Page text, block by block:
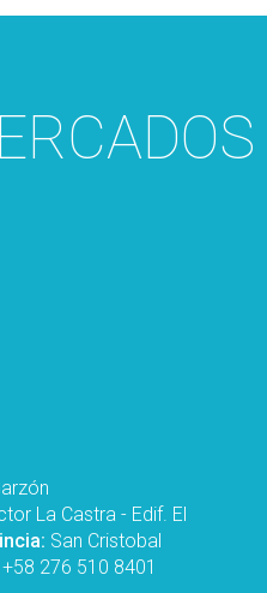
La Castra - Edif. El
San Cristobal
+58 276 510 8401